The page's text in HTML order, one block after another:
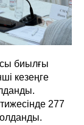
биылғы
кезеңге
277